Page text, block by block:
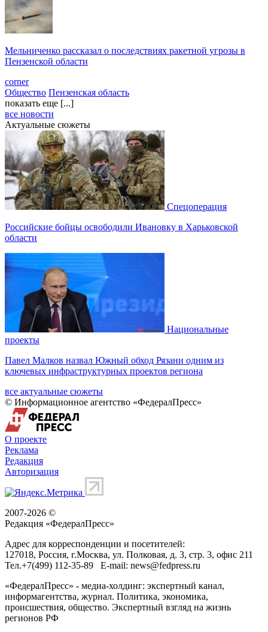
Мельниченко рассказал о последствиях ракетной угрозы в
Пензенской области
corner
Общество Пензенская область
показать еще [...]
все новости
Актуальные сюжеты
Спецоперация
Российские бойцы освободили Ивановку в Харьковской
области
Национальные
проекты
Павел Малков назвал Южный обход Рязани одним из
ключевых инфраструктурных проектов региона
все актуальные сюжеты
© Информационное агентство «ФедералПресс»
О проекте
Реклама
Редакция
Авторизация
2007-2026 ©
Редакция «ФедералПресс»
Адрес для корреспонденции и посетителей:
127018, Россия, г.Москва, ул. Полковая, д. 3, стр. 3, офис 211
Тел.+7(499) 112-35-89 E-mail: news@fedpress.ru
«ФедералПресс» - медиа-холдинг: экспертный канал,
информагентства, журнал. Политика, экономика,
происшествия, общество. Экспертный взгляд на жизнь
регионов РФ